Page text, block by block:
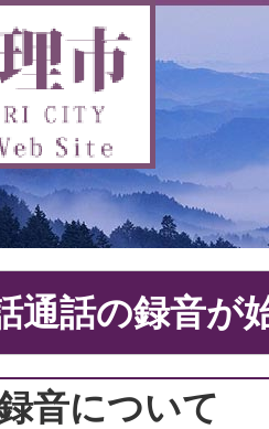
通話の録音が
音について